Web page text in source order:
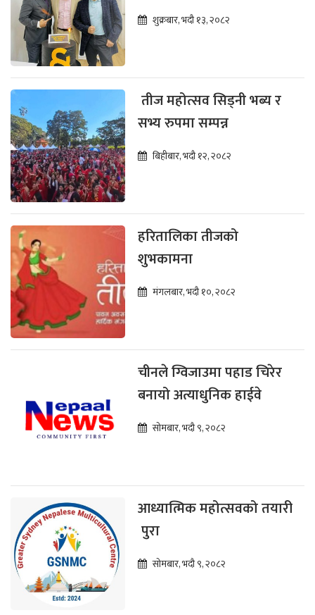
शुक्रबार, भदौ १३, २०८२
तीज महोत्सव सिड्नी भब्य र
सभ्य रुपमा सम्पन्न
बिहीबार, भदौ १२, २०८२
हरितालिका तीजको
शुभकामना
मंगलबार, भदौ १०, २०८२
चीनले ग्विजाउमा पहाड चिरेर
बनायो अत्याधुनिक हाईवे
सोमबार, भदौ ९, २०८२
आध्यात्मिक महोत्सवको तयारी
पुरा
सोमबार, भदौ ९, २०८२